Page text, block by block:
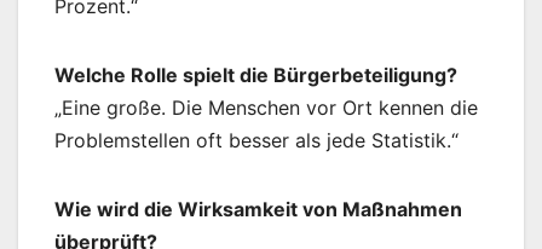
Prozent.“
Welche Rolle spielt die Bürgerbeteiligung?
„Eine große. Die Menschen vor Ort kennen die
Problemstellen oft besser als jede Statistik.“
Wie wird die Wirksamkeit von Maßnahmen
überprüft?